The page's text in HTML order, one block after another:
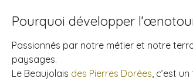
Pourquoi développer
Passionnés par notre métier et notre
paysages.
Le Beaujolais des Pierres Dorées, c’est